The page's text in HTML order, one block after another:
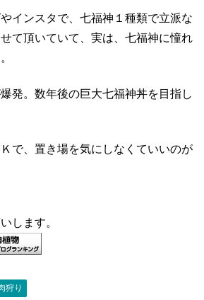
インスタで、七福神１種類で立派な
て頂いていて、実は、七福神に憧れ
発。数年後の巨大七福神丼を目指し
で、置き場を気にしなくていいのが
します。
狩り